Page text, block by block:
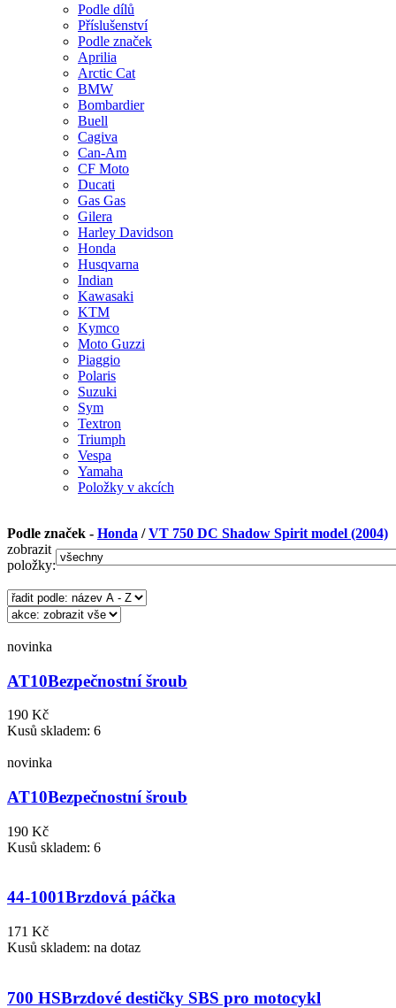
Podle dílů
Příslušenství
Podle značek
Aprilia
Arctic Cat
BMW
Bombardier
Buell
Cagiva
Can-Am
CF Moto
Ducati
Gas Gas
Gilera
Harley Davidson
Honda
Husqvarna
Indian
Kawasaki
KTM
Kymco
Moto Guzzi
Piaggio
Polaris
Suzuki
Sym
Textron
Triumph
Vespa
Yamaha
Položky v akcích
Podle značek - Honda /VT 750 DC Shadow Spirit model (2004)
zobrazit
položky:
novinka
AT10Bezpečnostní šroub
190 Kč
Kusů skladem: 6
novinka
AT10Bezpečnostní šroub
190 Kč
Kusů skladem: 6
44-1001Brzdová páčka
171 Kč
Kusů skladem: na dotaz
700 HSBrzdové destičky SBS pro motocykl